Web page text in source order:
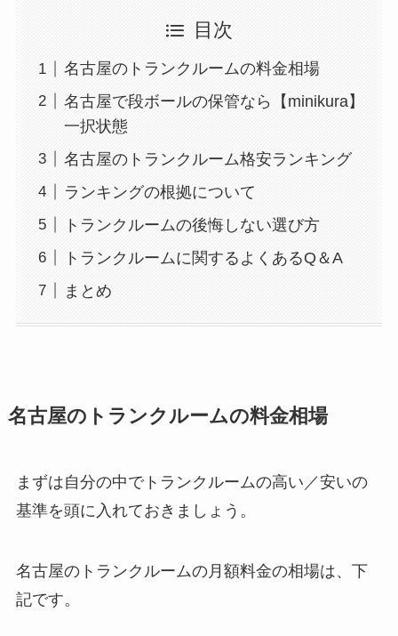
目次
名古屋のトランクルームの料金相場
名古屋で段ボールの保管なら【minikura】
一択状態
名古屋のトランクルーム格安ランキング
ランキングの根拠について
トランクルームの後悔しない選び方
トランクルームに関するよくあるQ＆A
まとめ
名古屋のトランクルームの料金相場
まずは自分の中でトランクルームの高い／安いの
基準を頭に入れておきましょう。
名古屋のトランクルームの月額料金の相場は、下
記です。